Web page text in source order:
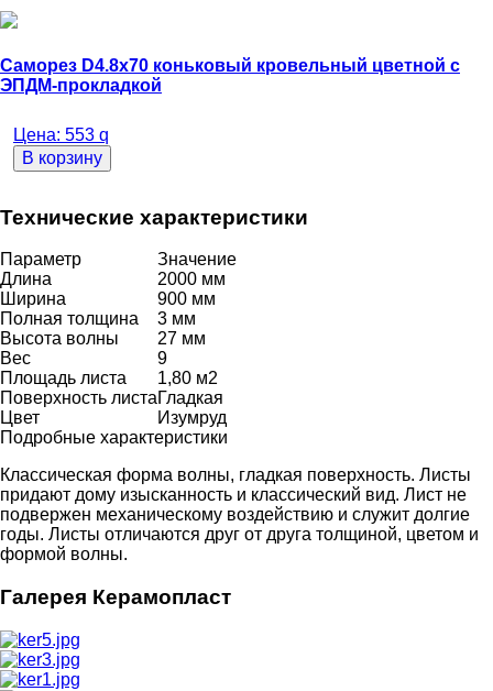
Саморез D4.8х70 коньковый кровельный цветной с
ЭПДМ-прокладкой
Цена: 553 q
В корзину
Технические характеристики
Параметр
Значение
Длина
2000 мм
Ширина
900 мм
Полная толщина
3 мм
Высота волны
27 мм
Вес
9
Площадь листа
1,80 м2
Поверхность листаГладкая
Цвет
Изумруд
Подробные характеристики
Классическая форма волны, гладкая поверхность. Листы
придают дому изысканность и классический вид. Лист не
подвержен механическому воздействию и служит долгие
годы. Листы отличаются друг от друга толщиной, цветом и
формой волны.
Галерея Керамопласт